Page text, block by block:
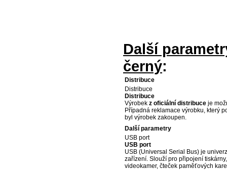
Další
černý:
Distribuce
Distribuce
Distribuce
Výrobek z oficiální distribuce je
Případná reklamace výrobku, který
byl výrobek zakoupen.
Další parametry
USB port
USB port
USB (Universal Serial Bus) je
zařízení. Slouží pro připojení
videokamer, čteček paměťových